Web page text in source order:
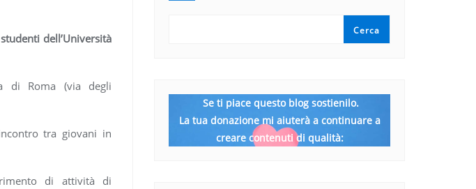
dell’Università
di Roma (via degli
tra giovani in
di attività di
Cerca
Se ti piace questo blog sostienilo.
La tua donazione mi aiuterà a continuare a
creare contenuti di qualità: